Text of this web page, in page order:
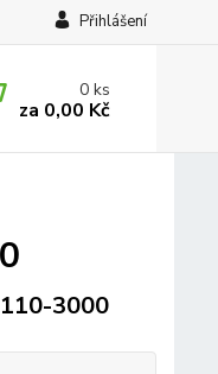
Přihlášení
0ks
za 0,00 Kč
3000